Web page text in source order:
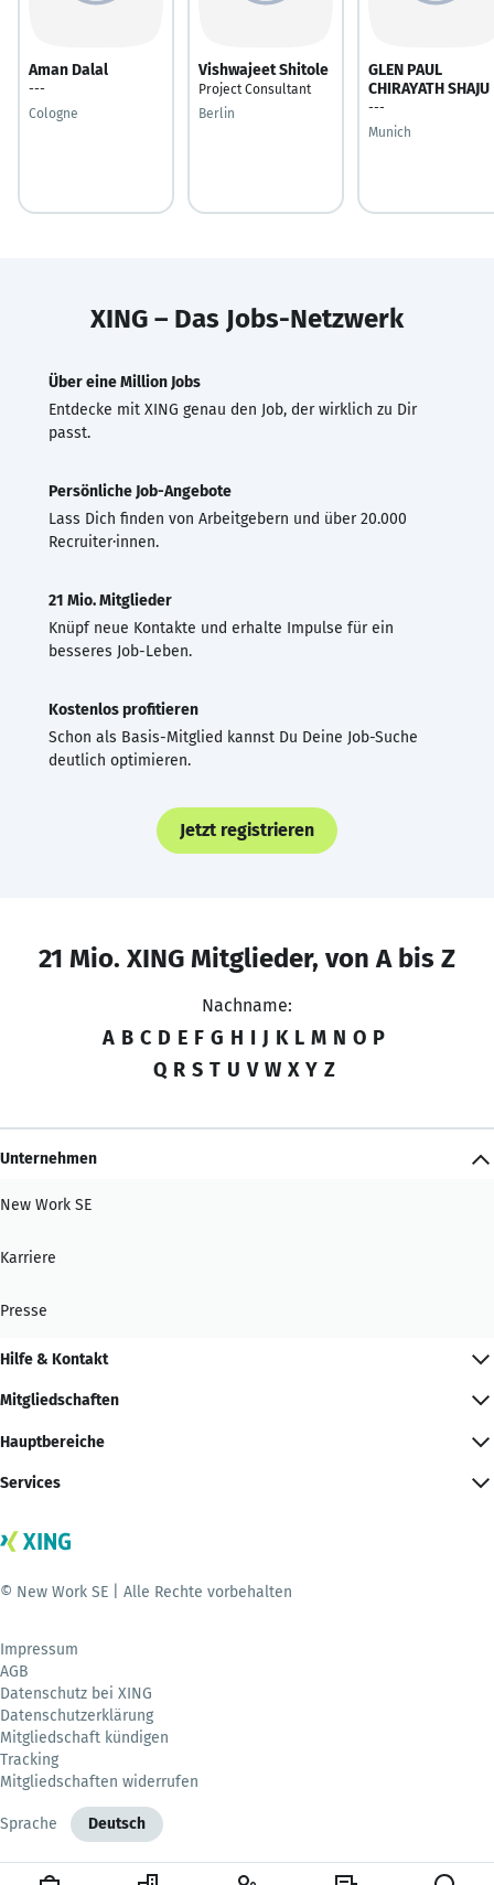
Aman Dalal
---
Cologne
Vishwajeet Shitole
Project Consultant
Berlin
GLEN PAUL
CHIRAYATH SHAJU
---
Munich
XING – Das Jobs-Netzwerk
Über eine Million Jobs
Entdecke mit XING genau den Job, der wirklich zu Dir
passt.
Persönliche Job-Angebote
Lass Dich finden von Arbeitgebern und über 20.000
Recruiter·innen.
21 Mio. Mitglieder
Knüpf neue Kontakte und erhalte Impulse für ein
besseres Job-Leben.
Kostenlos profitieren
Schon als Basis-Mitglied kannst Du Deine Job-Suche
deutlich optimieren.
Jetzt registrieren
21 Mio. XING Mitglieder, von A bis Z
Nachname:
A B C D E F G H I J K L M N O P
Q R S T U V W X Y Z
Unternehmen
New Work SE
Karriere
Presse
Hilfe & Kontakt
Mitgliedschaften
Hauptbereiche
Services
© New Work SE | Alle Rechte vorbehalten
Impressum
AGB
Datenschutz bei XING
Datenschutzerklärung
Mitgliedschaft kündigen
Tracking
Mitgliedschaften widerrufen
Sprache Deutsch